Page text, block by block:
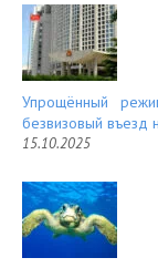
Упрощённый
безвизовый въезд
15.10.2025